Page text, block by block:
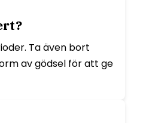
Ta även bort
av gödsel för att ge